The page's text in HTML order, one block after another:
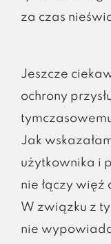
za czas
Jeszcze
ochrony
Jak
użytkownika i
nie łączy
W związku z
nie